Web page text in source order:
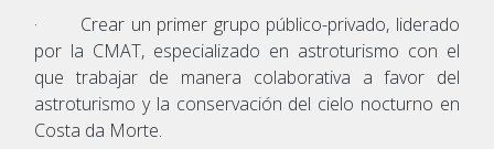
· Crear un primer grupo público-privado, liderado
por la CMAT, especializado en astroturismo con el
que trabajar de manera colaborativa a favor del
astroturismo y la conservación del cielo nocturno en
Costa da Morte.